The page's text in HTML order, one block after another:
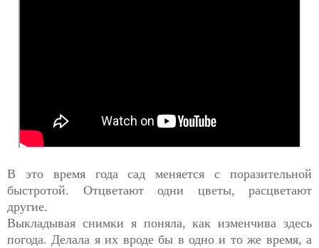
В это время года сад меняется с поразительной
быстротой. Отцветают одни цветы, расцветают
другие.
Выкладывая снимки я поняла, как изменчива здесь
погода. Делала я их вроде бы в одно и то же время, а